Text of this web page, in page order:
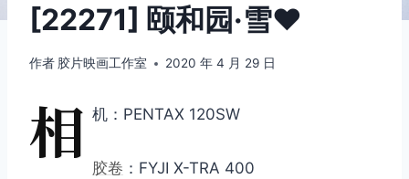
[22271] 颐和园·雪❤️
作者 胶片映画工作室 2020 年 4 月 29 日
相 机：PENTAX 120SW
胶卷 ：FYJI X-TRA 400